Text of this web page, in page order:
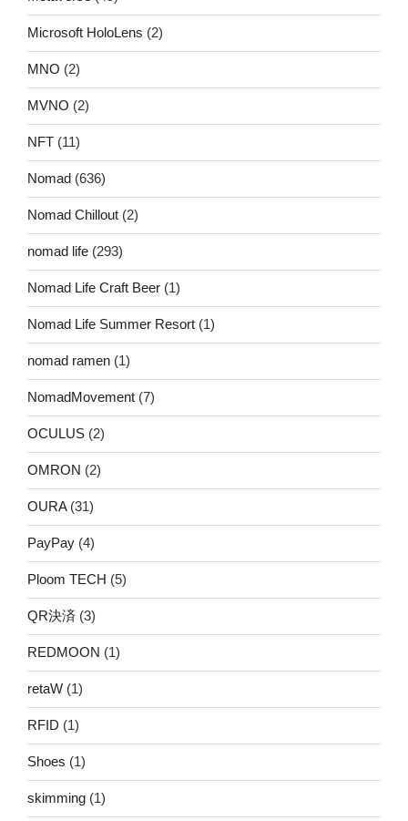
Microsoft HoloLens (2)
MNO (2)
MVNO (2)
NFT (11)
Nomad (636)
Nomad Chillout (2)
nomad life (293)
Nomad Life Craft Beer (1)
Nomad Life Summer Resort (1)
nomad ramen (1)
NomadMovement (7)
OCULUS (2)
OMRON (2)
OURA(31)
PayPay (4)
Ploom TECH (5)
QR決済 (3)
REDMOON (1)
retaW (1)
RFID (1)
Shoes (1)
skimming (1)